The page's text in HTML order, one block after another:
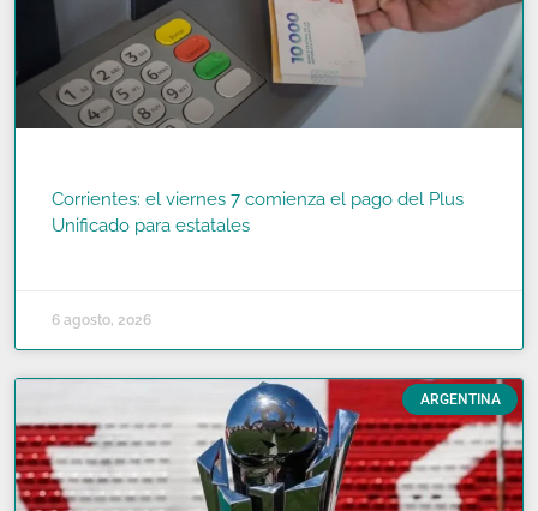
Corrientes: el viernes 7 comienza el pago del Plus
Unificado para estatales
6 agosto, 2026
ARGENTINA